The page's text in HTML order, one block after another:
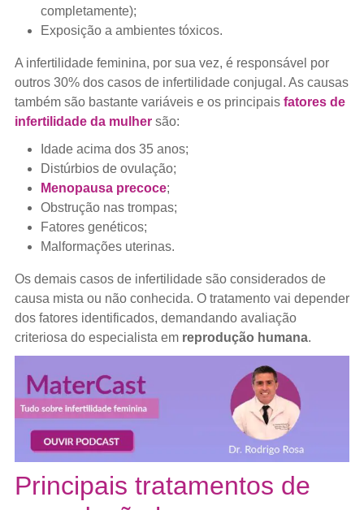
completamente);
Exposição a ambientes tóxicos.
A infertilidade feminina, por sua vez, é responsável por
outros 30% dos casos de infertilidade conjugal. As causas
também são bastante variáveis e os principais fatores de
infertilidade da mulhersão:
Idade acima dos 35 anos;
Distúrbios de ovulação;
Menopausa precoce;
Obstrução nas trompas;
Fatores genéticos;
Malformações uterinas.
Os demais casos de infertilidade são considerados de
causa mista ou não conhecida. O tratamento vai depender
dos fatores identificados, demandando avaliação
criteriosa do especialista em reprodução humana.
Principais tratamentos de